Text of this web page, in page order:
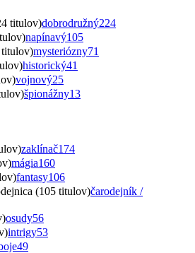
titulov)dobrodružný224
napínavý105
titulov)mysteriózny71
historický41
vojnový25
špionážny13
zaklínač174
mágia160
fantasy106
(105 titulov)čarodejník /
osudy56
intrigy53
49